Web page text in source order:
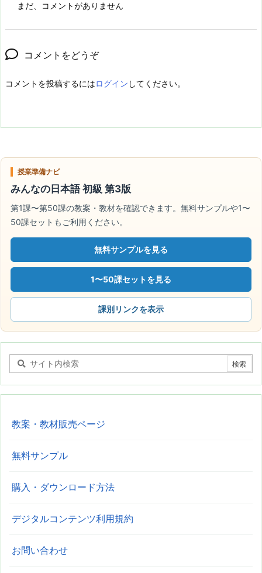
まだ、コメントがありません
コメントをどうぞ
コメントを投稿するにはログイン してください。
授業準備ナビ
みんなの日本語 初級 第3版
第1課〜第50課の教案・教材を確認できます。無料サンプルや1〜
50課セットもご利用ください。
無料サンプルを見る
1〜50課セットを見る
課別リンクを表示
教案・教材販売ページ
無料サンプル
購入・ダウンロード方法
デジタルコンテンツ利用規約
お問い合わせ